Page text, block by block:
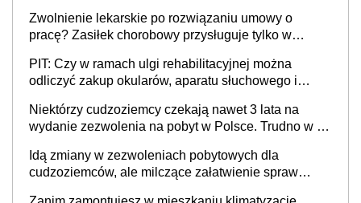
Zwolnienie lekarskie po rozwiązaniu umowy o
pracę? Zasiłek chorobowy przysługuje tylko w
stosunku pracy
PIT: Czy w ramach ulgi rehabilitacyjnej można
odliczyć zakup okularów, aparatu słuchowego i
Niektórzy cudzoziemcy czekają nawet 3 lata na
wydanie zezwolenia na pobyt w Polsce. Trudno w to
to realny problem
Idą zmiany w zezwoleniach pobytowych dla
cudzoziemców, ale milczące załatwienie spraw